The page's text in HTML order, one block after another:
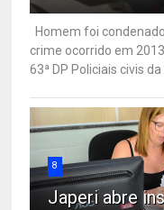
Homem foi
crime ocorrido em
63ª DP Policiais civis da
8
Japeri abre